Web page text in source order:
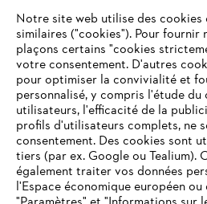
L'Entreprise
Questions fréquentes
Service
Notre site web utilise des cookies
similaires ("cookies"). Pour fournir
plaçons certains "cookies
votre consentement. D'autres
pour optimiser la convivialité et
personnalisé, y compris l'étude
utilisateurs, l'efficacité de la
profils d'utilisateurs complets, ne
consentement. Des cookies sont
tiers (par ex. Google ou Tealium).
également traiter vos données
l'Espace économique européen ou